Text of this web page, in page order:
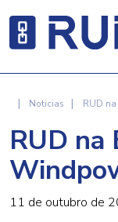
| Noticias | RUD
RUD na
11 de outubro de